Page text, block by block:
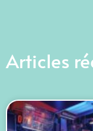
Articles